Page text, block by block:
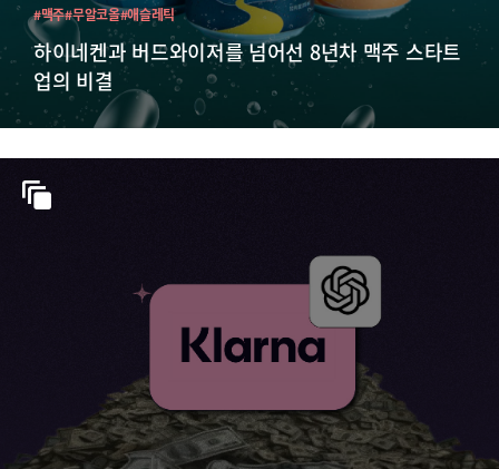
하이네켄과 버드와이저를 넘어선 8년차 맥주 스타트
업의 비결
#맥주#무알코올#애슬레틱